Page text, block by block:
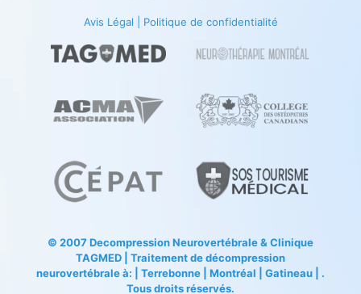
Avis Légal Politique de confidentialité
© 2007Decompression Neurovertébrale& Clinique
TAGMED | Traitement de décompression
neurovertébrale à: | Terrebonne | Montréal | Gatineau | .
Tous droits réservés.